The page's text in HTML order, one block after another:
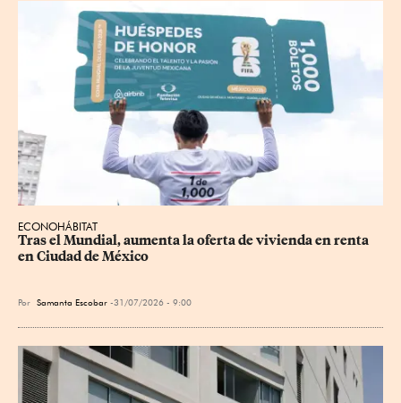
ECONOHÁBITAT
Tras el Mundial, aumenta la oferta de vivienda en renta
en Ciudad de México
Por Samanta Escobar 31/07/2026 - 9:00